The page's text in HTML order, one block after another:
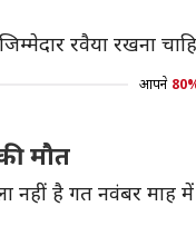
रवैया रखना
आपने
मौत
है गत नवंबर माह